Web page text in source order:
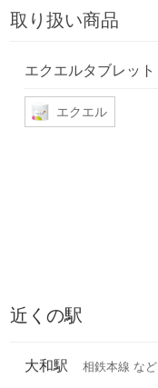
取り扱い商品
エクエルタブレット
エクエル
近くの駅
大和駅 相鉄本線 など